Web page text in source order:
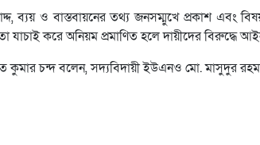
ব্যয় ও বাস্তবায়নের তথ্য জনসম্মুখে প্রকাশ এবং
করে অনিয়ম প্রমাণিত হলে দায়ীদের বিরুদ্ধে
কুমার চন্দ বলেন, সদ্যবিদায়ী ইউএনও মো. মাসুদুর